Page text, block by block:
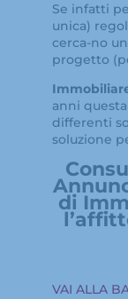
Se infatti
unica)
cerca-no
progetto
anni
differenti
soluzione
di
VAI ALLA